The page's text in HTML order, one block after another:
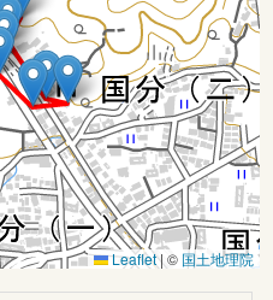
Leaflet|© 国土地理院